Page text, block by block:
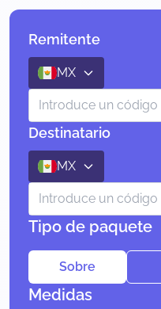
Remitente
MX
Destinatario
MX
Tipo de paquete
Sobre
Medidas